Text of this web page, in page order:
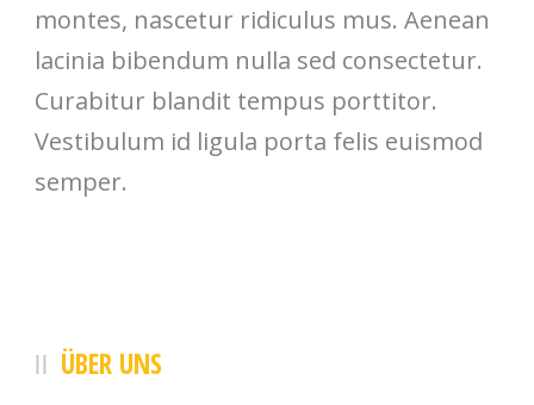
montes, nascetur ridiculus mus. Aenean
lacinia bibendum nulla sed consectetur.
Curabitur blandit tempus porttitor.
Vestibulum id ligula porta felis euismod
semper.
ÜBER UNS